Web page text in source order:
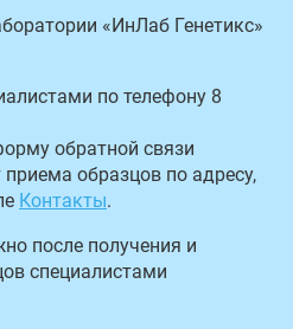
«ИнЛаб Генетикс»
по телефону 8
обратной связи
образцов по адресу,
Контакты.
после получения и
специалистами